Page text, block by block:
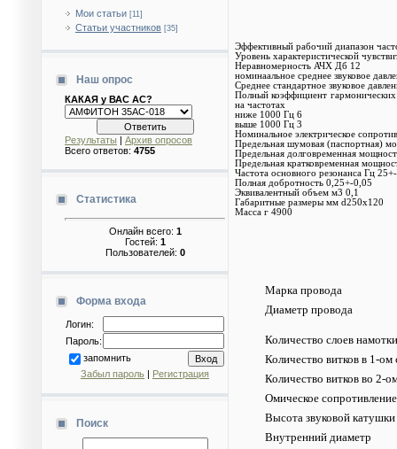
Мои статьи [11]
Статьи участников [35]
Наш опрос
КАКАЯ у ВАС АС?
Результаты | Архив опросов
Всего ответов: 4755
Статистика
Онлайн всего: 1
Гостей: 1
Пользователей: 0
Форма входа
Логин:
Пароль:
запомнить
Забыл пароль | Регистрация
Поиск
Эффективный рабочий диапазон
Уровень характеристической
Неравномерность АЧХ Дб 12
номинаальное среднее звуковое
Среднее стандартное звуковое
Полный коэффициент
на частотах
ниже 1000 Гц 6
выше 1000 Гц 3
Номинальное электрическое
Предельная шумовая (паспортная)
Предельная долговременная
Предельная кратковременная
Частота основного резонанса Гц
Полная добротность 0,25+-0,05
Эквивалентный объем м3 0,1
Габаритные размеры мм d250x120
Масса г 4900
Марка провода
Диаметр провода
Количество слоев намотки
Количество витков в 1-ом
Количество витков во 2-
Омическое
Высота звуковой катушки
Внутренний диаметр